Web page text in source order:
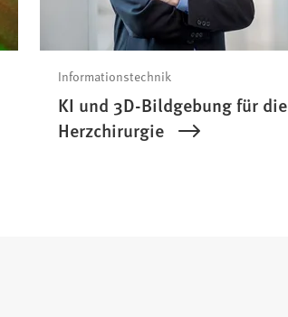
Informationstechnik
KI und 3D-Bildgebung für die
Herzchirurgie